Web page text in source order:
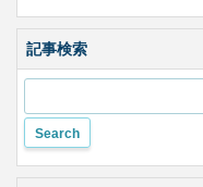
合
変
記事検索